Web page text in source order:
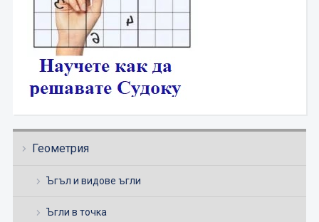
Геометрия
Ъгъл и видове ъгли
Ъгли в точка